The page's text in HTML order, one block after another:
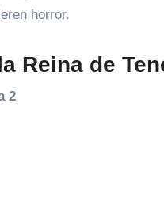
horror.
Reina de
2